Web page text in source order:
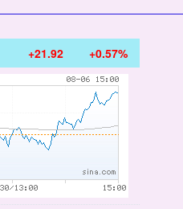
+21.92 +0.57%